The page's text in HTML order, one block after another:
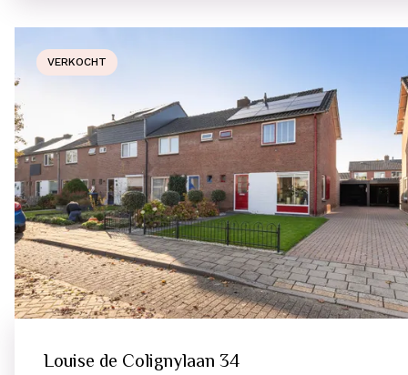
VERKOCHT
Louise de Colignylaan 34